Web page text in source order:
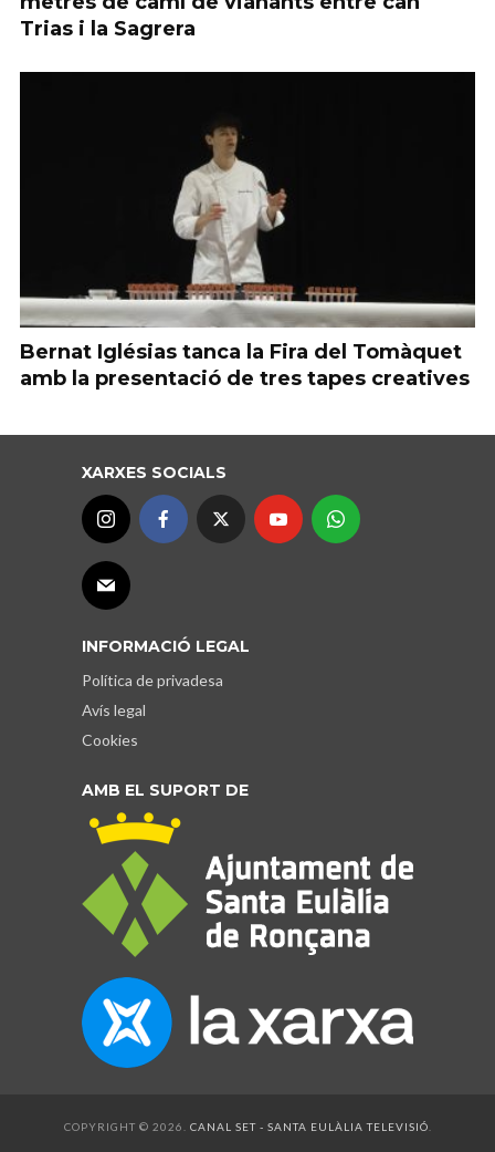
Trias i la Sagrera
Bernat Iglésias tanca la Fira del Tomàquet
amb la presentació de tres tapes creatives
XARXES SOCIALS
INFORMACIÓ LEGAL
Política de privadesa
Avís legal
Cookies
AMB EL SUPORT DE
COPYRIGHT © 2026. CANAL SET - SANTA EULÀLIA TELEVISIÓ